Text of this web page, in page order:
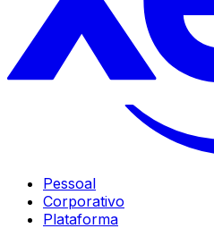
Pessoal
Corporativo
Plataforma